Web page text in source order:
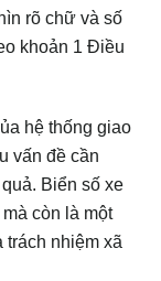
rõ chữ và số
khoản 1 Điều
hệ thống giao
vấn đề cần
Biển số xe
còn là một
trách nhiệm xã